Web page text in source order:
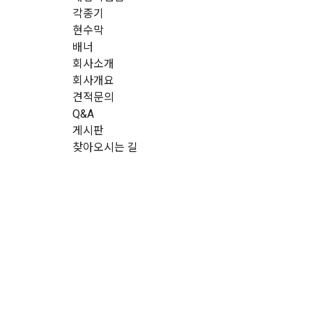
각종기
현수막
배너
회사소개
회사개요
견적문의
Q&A
게시판
찾아오시는 길